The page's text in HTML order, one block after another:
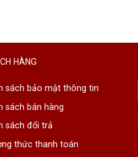
HÀNG
sách bảo mật thông tin
sách bán hàng
sách đổi trả
thức thanh toán